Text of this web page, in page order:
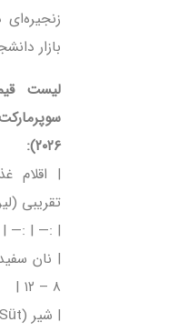
بازار
لیست
۲۰۲۶):
| اقلام
تقریبی
:— | :— |
۸ – ۱۲ |
| شیر (Süt) | ۱ لیتر | ۳۵ – ۴۵ |